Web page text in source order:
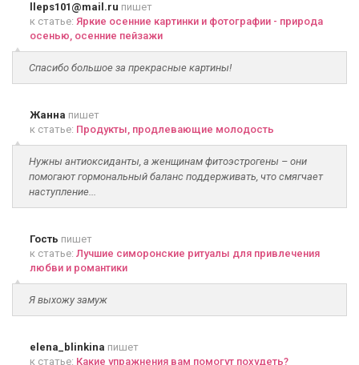
lleps101@mail.ru пишет
к статье: Яркие осенние картинки и фотографии - природа
осенью, осенние пейзажи
Спасибо большое за прекрасные картины!
Жанна пишет
к статье: Продукты, продлевающие молодость
Нужны антиоксиданты, а женщинам фитоэстрогены – они
помогают гормональный баланс поддерживать, что смягчает
наступление...
Гость пишет
к статье: Лучшие симоронские ритуалы для привлечения
любви и романтики
Я выхожу замуж
elena_blinkina пишет
к статье: Какие упражнения вам помогут похудеть?